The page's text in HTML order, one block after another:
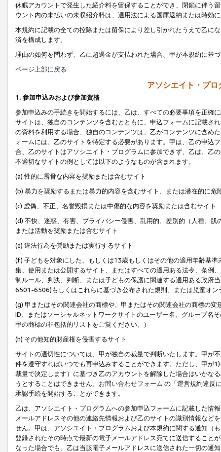
休眠アカウントで発生した紹介料を留保することができ、閉鎖に伴う
ウント内の未払いの未収紹介料は、適用法による国庫返納または時効
本規約に記載の全ての控除または留保により差し引かれたうえで乙に
済を構成します。
理由の如何を問わず、乙に超過金が支払われた場合、甲が本規約に基
ページ上部に戻る
アソシエイト・プ
1. 参加申込みおよび参加資格
参加申込みの手続きを開始するには、乙は、すべての必要事項を正確
サイトは、独自のコンテンツを含むとともに、申込フォームに記載さ
の資料を利用する場合、独自のコンテンツは、乙がコンテンツに含め
ォームには、乙のサイトを特定する必要があります。甲は、乙の申込
合、乙のサイトはアソシエイト・プログラムに参加できず、乙は、乙
不適切なサイトの例としては以下のようなものが含まれます。
(a) 性的に露骨な内容を奨励または含むサイト
(b) 暴力を奨励するまたは暴力的内容を含むサイト、または潜在的に
(c) 虚偽、不正、名誉毀損または中傷的な内容を奨励または含むサイト
(d) 不快、迷惑、有害、プライバシー侵害、乱用的、差別的（人種、
または活動を奨励または含むサイト
(e) 違法行為を奨励または実行するサイト
(f) 子どもを対象にした、もしくは13歳もしくはその他の適用年齢基
集、使用または公開するサイト、またはすべての適用ある法令、条例
制ルール、判決、判断、または子どもの保護に関連する適用ある政府
6501-6506)もしくはこれらに基づき公布された規則、または児童オン
(g) 甲またはその関連会社の商標や、甲またはその関連会社の商標の
ID、またはソーシャルネットワークサイトのユーザー名、グループ名
甲の商標の非包括的リストをご覧ください。）
(h) その他知的財産権を侵害するサイト
サイトの適切性については、甲が独自の裁量で判断いたします。甲が
件を遵守すればいつでも再申込みすることができます。ただし、甲が
裁量で決定します）に基づき乙のアカウントを解除した場合はいかな
うとすることはできません。 お問い合わせフォーム の「運営規約違反
承認手続を開始することができます。
乙は、アソシエイト・プログラムへの参加申込フォームに記載した情
メールアドレスその他の連絡先情報および乙のサイトの識別情報など
せん。甲は、アソシエイト・プログラムおよび本規約に関する通知（
登録されたその時点で最新の電子メールアドレス宛てに送信すること
なった場合でも、乙は当該電子メールアドレスに送信された一切の通